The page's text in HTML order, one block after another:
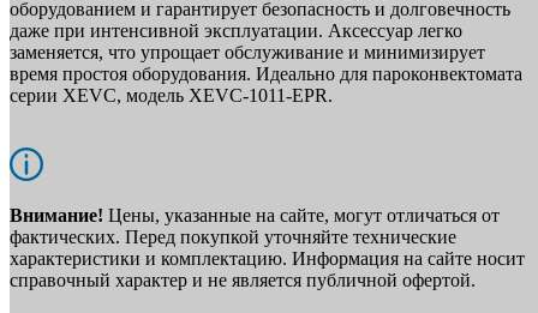
оборудованием и гарантирует безопасность и долговечность
даже при интенсивной эксплуатации. Аксессуар легко
заменяется, что упрощает обслуживание и минимизирует
время простоя оборудования. Идеально для пароконвектомата
серии XEVC, модель XEVC-1011-EPR.
Внимание! Цены, указанные на сайте, могут отличаться от
фактических. Перед покупкой уточняйте технические
характеристики и комплектацию. Информация на сайте носит
справочный характер и не является публичной офертой.